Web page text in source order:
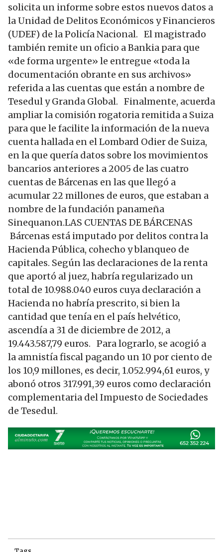
solicita un informe sobre estos nuevos datos a
la Unidad de Delitos Económicos y Financieros
(UDEF) de la Policía Nacional. El magistrado
también remite un oficio a Bankia para que
«de forma urgente» le entregue «toda la
documentación obrante en sus archivos»
referida a las cuentas que están a nombre de
Tesedul y Granda Global. Finalmente, acuerda
ampliar la comisión rogatoria remitida a Suiza
para que le facilite la información de la nueva
cuenta hallada en el Lombard Odier de Suiza,
en la que quería datos sobre los movimientos
bancarios anteriores a 2005 de las cuatro
cuentas de Bárcenas en las que llegó a
acumular 22 millones de euros, que estaban a
nombre de la fundación panameña
Sinequanon.LAS CUENTAS DE BÁRCENAS
Bárcenas está imputado por delitos contra la
Hacienda Pública, cohecho y blanqueo de
capitales. Según las declaraciones de la renta
que aportó al juez, habría regularizado un
total de 10.988.040 euros cuya declaración a
Hacienda no habría prescrito, si bien la
cantidad que tenía en el país helvético,
ascendía a 31 de diciembre de 2012, a
19.443.587,79 euros. Para lograrlo, se acogió a
la amnistía fiscal pagando un 10 por ciento de
los 10,9 millones, es decir, 1.052.994,61 euros, y
abonó otros 317.991,39 euros como declaración
complementaria del Impuesto de Sociedades
de Tesedul.